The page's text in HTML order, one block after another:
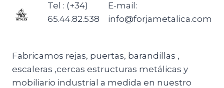
Tel : (+34)
65.44.82.538
E-mail:
info@forjametalica.com
Fabricamos rejas, puertas, barandillas ,
escaleras ,cercas estructuras metálicas y
mobiliario industrial a medida en nuestro